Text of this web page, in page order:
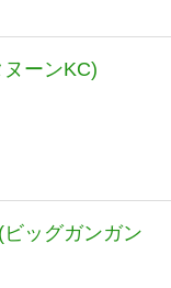
ーンKC)
ッグガンガン